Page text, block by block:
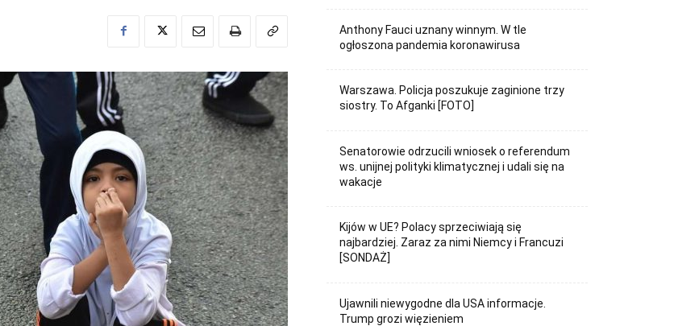
Anthony Fauci uznany winnym. W tle
ogłoszona pandemia koronawirusa
Warszawa. Policja poszukuje zaginione trzy
siostry. To Afganki [FOTO]
Senatorowie odrzucili wniosek o referendum
ws. unijnej polityki klimatycznej i udali się na
wakacje
Kijów w UE? Polacy sprzeciwiają się
najbardziej. Zaraz za nimi Niemcy i Francuzi
[SONDAŻ]
Ujawnili niewygodne dla USA informacje.
Trump grozi więzieniem